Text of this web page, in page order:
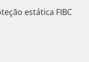
estática FIBC